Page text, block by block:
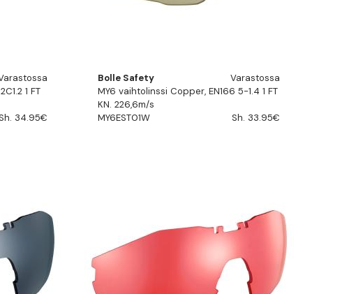
1 FT
34.95€
Bolle Safety
Varastossa
MY6 vaihtolinssi Copper, EN166 5-1.4 1 FT
KN. 226,6m/s
MY6EST01W
Sh. 33.95€